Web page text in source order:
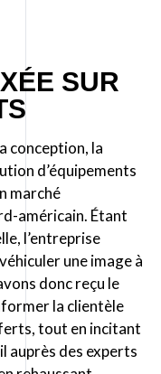
SUR
conception, la
d’équipements
marché
américain. Étant
l’entreprise
une image à
donc reçu le
la clientèle
tout en incitant
auprès des experts